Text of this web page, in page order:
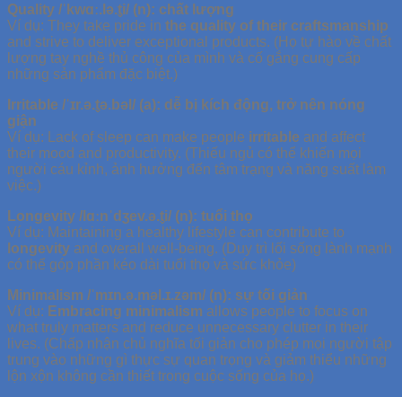
Quality /ˈkwɑː.lə.t̬i/ (n): chất lượng
Ví dụ: They take pride in the quality of their craftsmanship
and strive to deliver exceptional products. (Họ tự hào về chất
lượng tay nghề thủ công của mình và cố gắng cung cấp
những sản phẩm đặc biệt.)
Irritable /ˈɪr.ə.t̬ə.bəl/ (a): dễ bị kích động, trở nên nóng
giận
Ví dụ: Lack of sleep can make people irritable and affect
their mood and productivity. (Thiếu ngủ có thể khiến mọi
người cáu kỉnh, ảnh hưởng đến tâm trạng và năng suất làm
việc.)
Longevity /lɑːnˈdʒev.ə.t̬i/ (n): tuổi thọ
Ví dụ: Maintaining a healthy lifestyle can contribute to
longevity and overall well-being. (Duy trì lối sống lành mạnh
có thể góp phần kéo dài tuổi thọ và sức khỏe)
Minimalism /ˈmɪn.ə.məl.ɪ.zəm/ (n): sự tối giản
Ví dụ: Embracing minimalism allows people to focus on
what truly matters and reduce unnecessary clutter in their
lives. (Chấp nhận chủ nghĩa tối giản cho phép mọi người tập
trung vào những gì thực sự quan trọng và giảm thiểu những
lộn xộn không cần thiết trong cuộc sống của họ.)